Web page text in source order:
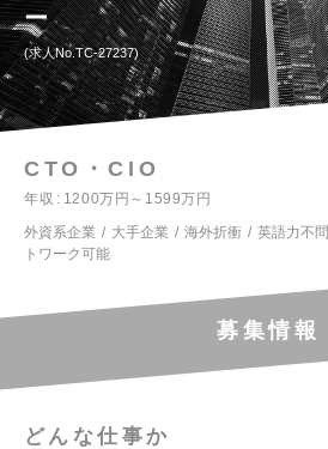
ー
求人No.TC-27237
CTO・CIO
年収
1200万円～1599万円
外資系企業
大手企業 海外折衝 英語力不問
トワーク可能
募集情報
どんな仕事か